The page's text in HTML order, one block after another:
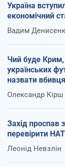
Україна
економічний
Вадим
Чий буде
українських
назвати
Олександр Кірш
Захід проспав
перевірити
Леонід Невзлін